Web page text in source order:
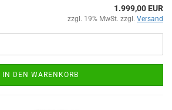
1.999,00 EUR
zzgl. 19% MwSt. zzgl. Versand
IN DEN WARENKORB